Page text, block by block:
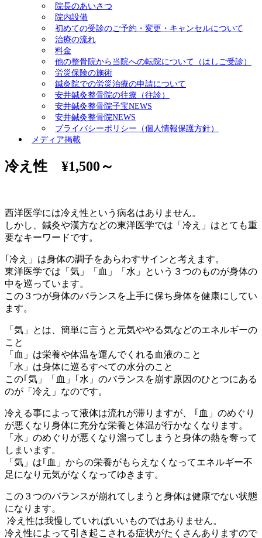
院長のあいさつ
院内設備
初めての受診のご予約・変更・キャンセルについて
治療の流れ
料金
他の整骨院から当院への転院について（はしご受診）
労災保険の施術
鍼灸院での労災治療の申請について
安井鍼灸整骨院の往療（往診）
安井鍼灸整骨院子宝NEWS
安井鍼灸整骨院NEWS
プライバシーポリシー（個人情報保護方針）
メディア掲載
冷え性 ¥1,500～
西洋医学には冷え性という病名はありません。
しかし、鍼灸や漢方などの東洋医学では「冷え」はとても重
要なキーワードです。
｢冷え」は身体の調子をあらわすサインと考えます。
東洋医学では「気」「血」「水」という３つのものが身体の
中を巡っています。
この３つが身体のバランスを上手に保ち身体を健康にしてい
ます。
「気」とは、簡単に言うと元気ややる気などのエネルギーの
こと
「血」は栄養や体温を運んでくれる血液のこと
「水」は身体に巡るすべての水分のこと
この｢気」「血」｢水」のバランスを崩す原因のひとつにある
のが「冷え」なのです。
冷える事によって液体は流れが滞りますが、 ｢血」のめぐり
が悪くなり身体に充分な栄養と体温が行かなくなります。
「水」のめぐりが悪くなり溜ってしまうと身体の熱を奪って
しまいます。
「気」は｢血」からの栄養がもらえなくなってエネルギー不
足になり元気がなくなってゆきます。
この３つのバランスが崩れてしまうと身体は健康でない状態
になります。
冷え性は我慢していればいいものではありません。
冷え性によって引き起こされる症状がたくさんありますので